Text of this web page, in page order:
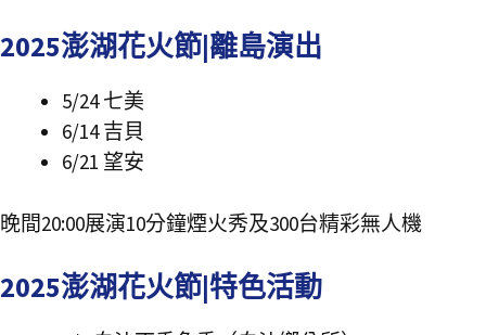
2025澎湖花火節|離島演出
5/24 七美
6/14 吉貝
6/21 望安
晚間20:00展演10分鐘煙火秀及300台精彩無人機
2025澎湖花火節|特色活動